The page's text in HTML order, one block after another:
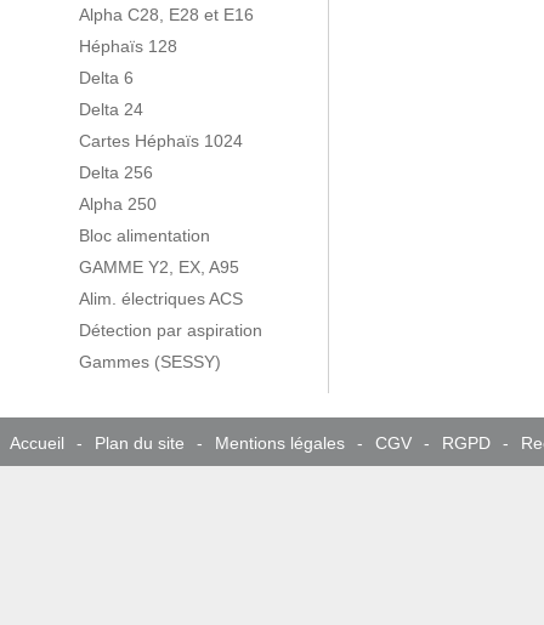
Alpha C28, E28 et E16
Héphaïs 128
Delta 6
Delta 24
Cartes Héphaïs 1024
Delta 256
Alpha 250
Bloc alimentation
GAMME Y2, EX, A95
Alim. électriques ACS
Détection par aspiration
Gammes (SESSY)
Accueil - Plan du site - Mentions légales - CGV - RGPD -